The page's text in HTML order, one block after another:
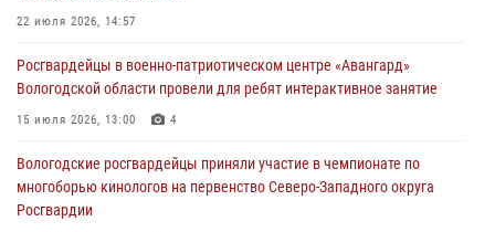
В Вологде стартовал Чемпионат Северо-Западного округа
29 июля 2026, 13:20
В Вологде росгвардейцы задержали мужчину, подозреваемого в
29 июля 2026, 09:08
22 июля 2026, 14:57
Росгвардейцы в военно-патриотическом центре «Авангард»
Вологодской области провели для ребят интерактивное занятие
15 июля 2026, 13:00 4
Вологодские росгвардейцы приняли участие в чемпионате по
многоборью кинологов на первенство Северо-Западного округа
Росгвардии